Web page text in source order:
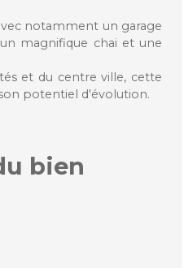
notamment un garage
magnifique chai et une
et du centre ville, cette
potentiel d'évolution.
bien